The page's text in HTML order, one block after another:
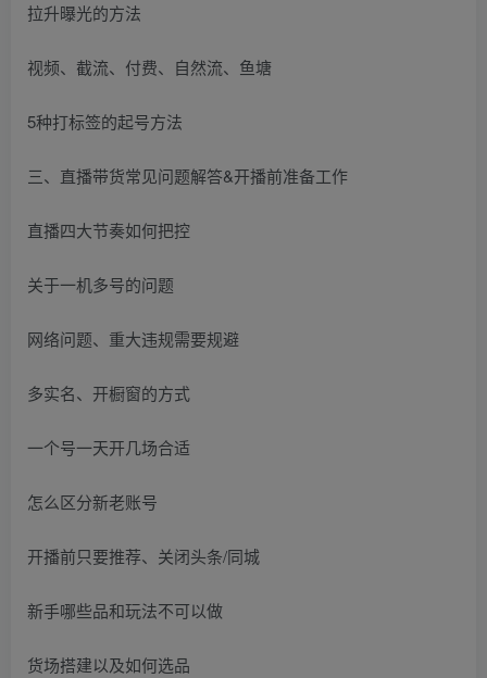
拉升曝光的方法
视频、截流、付费、自然流、鱼塘
5种打标签的起号方法
三、直播带货常见问题解答&开播前准备工作
直播四大节奏如何把控
关于一机多号的问题
网络问题、重大违规需要规避
多实名、开橱窗的方式
一个号一天开几场合适
怎么区分新老账号
开播前只要推荐、关闭头条/同城
新手哪些品和玩法不可以做
货场搭建以及如何选品